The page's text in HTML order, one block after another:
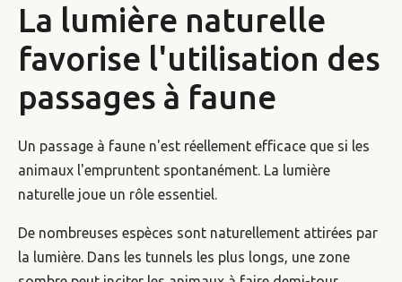
La lumière naturelle
favorise l'utilisation des
passages à faune
Un passage à faune n'est réellement efficace que si les
animaux l'empruntent spontanément. La lumière
naturelle joue un rôle essentiel.
De nombreuses espèces sont naturellement attirées par
la lumière. Dans les tunnels les plus longs, une zone